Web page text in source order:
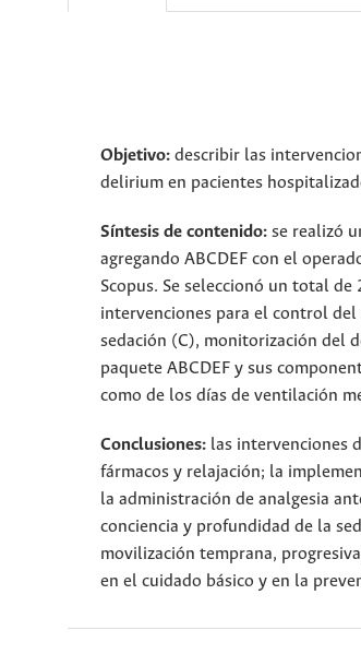
Objetivo: describir las
delirium en pacientes
Síntesis de contenido: se realizó
agregando ABCDEF con el
Scopus. Se seleccionó un total
intervenciones para el control
sedación (C), monitorización del
paquete ABCDEF y sus
como de los días de ventilación
Conclusiones: las intervenciones
fármacos y relajación; la
la administración de analgesia
conciencia y profundidad de la
movilización temprana,
en el cuidado básico y en la